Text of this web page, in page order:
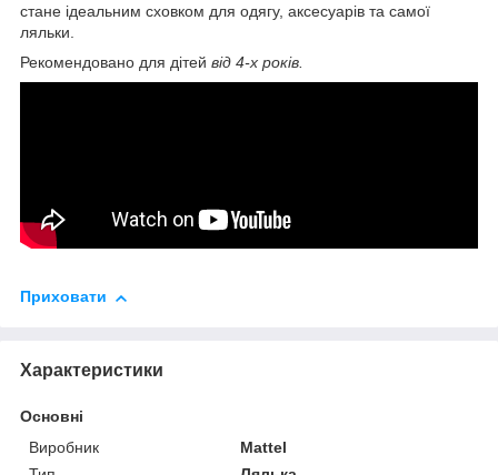
стане ідеальним сховком для одягу, аксесуарів та самої
ляльки.
Рекомендовано для дітей від 4-х років.
Приховати
Характеристики
Основні
Виробник
Mattel